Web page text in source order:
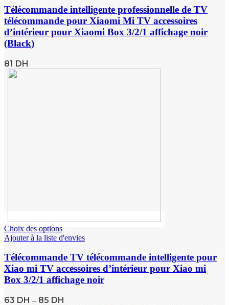
Télécommande intelligente professionnelle de TV
télécommande pour Xiaomi Mi TV accessoires
d’intérieur pour Xiaomi Box 3/2/1 affichage noir
(Black)
81 DH
Choix des options
Ajouter à la liste d'envies
Télécommande TV télécommande intelligente pour
Xiao mi TV accessoires d’intérieur pour Xiao mi
Box 3/2/1 affichage noir
63 DH – 85 DH